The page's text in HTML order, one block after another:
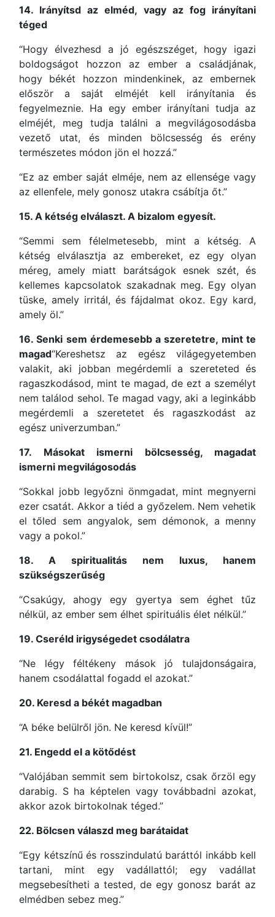
14. Irányítsd az elméd, vagy az fog irányítani
téged
“Hogy élvezhesd a jó egészszéget, hogy igazi
boldogságot hozzon az ember a családjának,
hogy békét hozzon mindenkinek, az embernek
először a saját elméjét kell irányítania és
fegyelmeznie. Ha egy ember irányítani tudja az
elméjét, meg tudja találni a megvilágosodásba
vezető utat, és minden bölcsesség és erény
természetes módon jön el hozzá.”
“Ez az ember saját elméje, nem az ellensége vagy
az ellenfele, mely gonosz utakra csábítja őt.”
15. A kétség elválaszt. A bizalom egyesít.
“Semmi sem félelmetesebb, mint a kétség. A
kétség elválasztja az embereket, ez egy olyan
méreg, amely miatt barátságok esnek szét, és
kellemes kapcsolatok szakadnak meg. Egy olyan
tüske, amely irritál, és fájdalmat okoz. Egy kard,
amely öl.”
16. Senki sem érdemesebb a szeretetre, mint te
magad“Kereshetsz az egész világegyetemben
valakit, aki jobban megérdemli a szereteted és
ragaszkodásod, mint te magad, de ezt a személyt
nem találod sehol. Te magad vagy, aki a leginkább
megérdemli a szeretetet és ragaszkodást az
egész univerzumban.”
17. Másokat ismerni bölcsesség, magadat
ismerni megvilágosodás
“Sokkal jobb legyőzni önmgadat, mint megnyerni
ezer csatát. Akkor a tiéd a győzelem. Nem vehetik
el tőled sem angyalok, sem démonok, a menny
vagy a pokol.”
18. A spiritualitás nem luxus, hanem
szükségszerűség
“Csakúgy, ahogy egy gyertya sem éghet tűz
nélkül, az ember sem élhet spirituális élet nélkül.”
19. Cseréld irigységedet csodálatra
“Ne légy féltékeny mások jó tulajdonságaira,
hanem csodálattal fogadd el azokat.”
20. Keresd a békét magadban
“A béke belülről jön. Ne keresd kívül!”
21. Engedd el a kötődést
“Valójában semmit sem birtokolsz, csak őrzöl egy
darabig. S ha képtelen vagy továbbadni azokat,
akkor azok birtokolnak téged.”
22. Bölcsen válaszd meg barátaidat
“Egy kétszínű és rosszindulatú baráttól inkább kell
tartani, mint egy vadállattól; egy vadállat
megsebesítheti a tested, de egy gonosz barát az
elmédben sebez meg.”